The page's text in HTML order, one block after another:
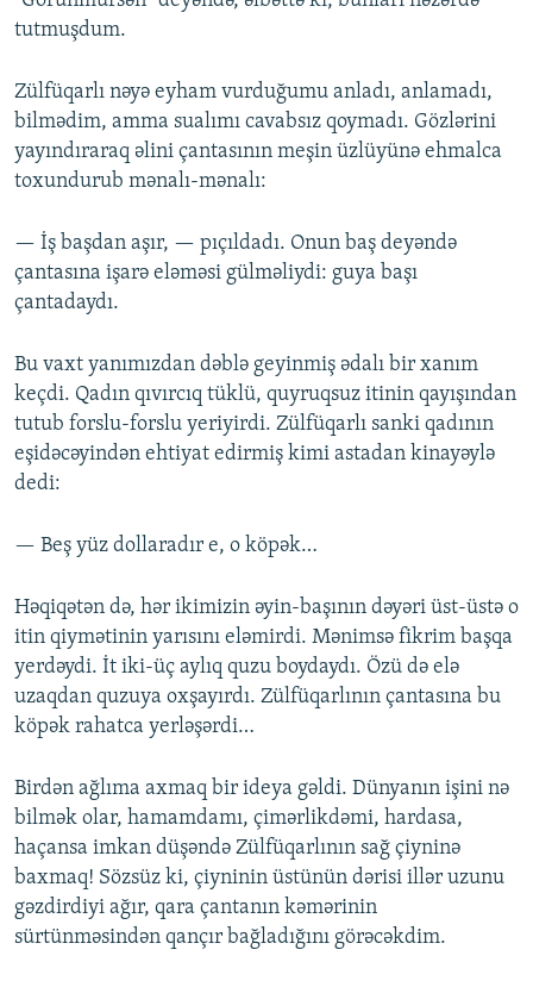
tutmuşdum.
Zülfüqarlı nəyə eyham vurduğumu anladı, anlamadı,
bilmədim, amma sualımı cavabsız qoymadı. Gözlərini
yayındıraraq əlini çantasının meşin üzlüyünə ehmalca
toxundurub mənalı-mənalı:
— İş başdan aşır, — pıçıldadı. Onun baş deyəndə
çantasına işarə eləməsi gülməliydi: guya başı
çantadaydı.
Bu vaxt yanımızdan dəblə geyinmiş ədalı bir xanım
keçdi. Qadın qıvırcıq tüklü, quyruqsuz itinin qayışından
tutub forslu-forslu yeriyirdi. Zülfüqarlı sanki qadının
eşidəcəyindən ehtiyat edirmiş kimi astadan kinayəylə
dedi:
— Beş yüz dollaradır e, o köpək…
Həqiqətən də, hər ikimizin əyin-başının dəyəri üst-üstə o
itin qiymətinin yarısını eləmirdi. Mənimsə fikrim başqa
yerdəydi. İt iki-üç aylıq quzu boydaydı. Özü də elə
uzaqdan quzuya oxşayırdı. Zülfüqarlının çantasına bu
köpək rahatca yerləşərdi…
Birdən ağlıma axmaq bir ideya gəldi. Dünyanın işini nə
bilmək olar, hamamdamı, çimərlikdəmi, hardasa,
haçansa imkan düşəndə Zülfüqarlının sağ çiyninə
baxmaq! Sözsüz ki, çiyninin üstünün dərisi illər uzunu
gəzdirdiyi ağır, qara çantanın kəmərinin
sürtünməsindən qançır bağladığını görəcəkdim.